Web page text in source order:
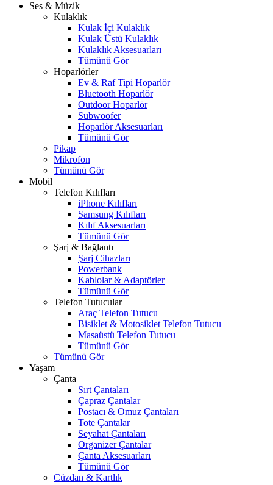
Ses & Müzik
Kulaklık
Kulak İçi Kulaklık
Kulak Üstü Kulaklık
Kulaklık Aksesuarları
Tümünü Gör
Hoparlörler
Ev & Raf Tipi Hoparlör
Bluetooth Hoparlör
Outdoor Hoparlör
Subwoofer
Hoparlör Aksesuarları
Tümünü Gör
Pikap
Mikrofon
Tümünü Gör
Mobil
Telefon Kılıfları
iPhone Kılıfları
Samsung Kılıfları
Kılıf Aksesuarları
Tümünü Gör
Şarj & Bağlantı
Şarj Cihazları
Powerbank
Kablolar & Adaptörler
Tümünü Gör
Telefon Tutucular
Araç Telefon Tutucu
Bisiklet & Motosiklet Telefon Tutucu
Masaüstü Telefon Tutucu
Tümünü Gör
Tümünü Gör
Yaşam
Çanta
Sırt Çantaları
Çapraz Çantalar
Postacı & Omuz Çantaları
Tote Çantalar
Seyahat Çantaları
Organizer Çantalar
Çanta Aksesuarları
Tümünü Gör
Cüzdan & Kartlık